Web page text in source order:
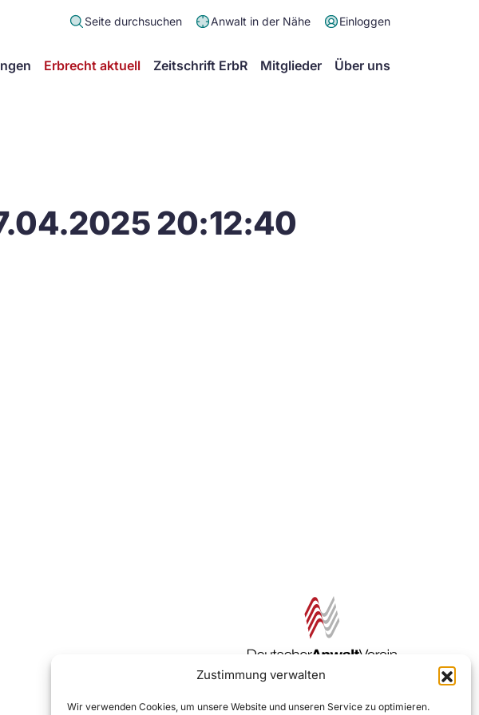
Zustimmung verwalten
Wir verwenden Cookies, um unsere Website und unseren Service zu optimieren.
Seite durchsuchen Anwalt in der Nähe Einloggen
Erbrecht aktuell Zeitschrift ErbR Mitglieder Über uns
20:12:40
Zur DAV Webseite